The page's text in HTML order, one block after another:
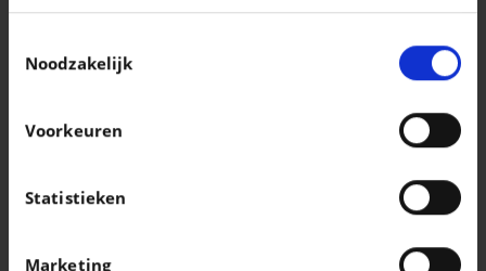
Informatie verzamelen over uw geografische
locatie, die tot een paar meter nauwkeurig kan zijn
Uw apparaat identificeren door het actief te
scannen op specifieke eigenschappen
Lees meer over hoe uw persoonlijke gegevens worden
detailgedeelte
in. U kunt uw toestemming op elk moment wijzigen of
Noodzakelijk
Voorkeuren
Statistieken
Marketing